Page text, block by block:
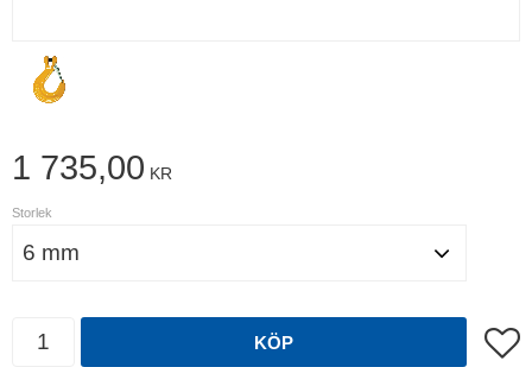
1 735,00 KR
Storlek
KÖP Lägg